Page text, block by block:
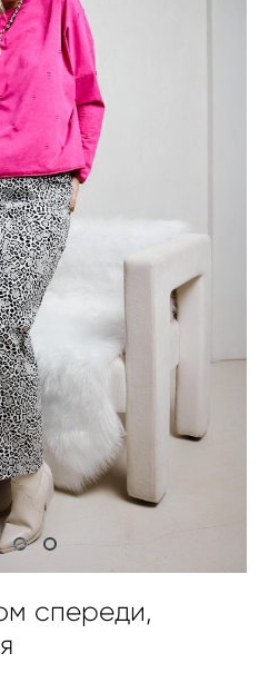
спереди,